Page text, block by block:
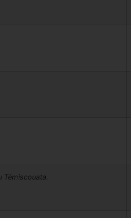
Témiscouata.